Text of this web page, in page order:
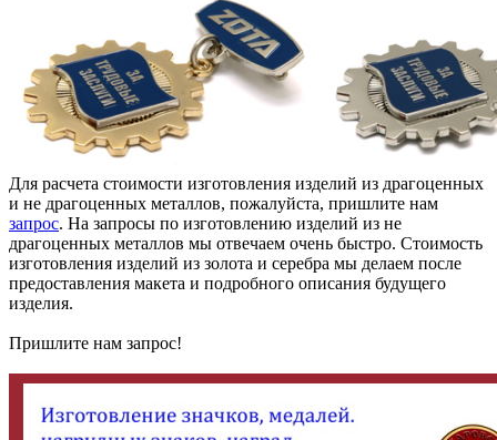
Для расчета стоимости изготовления изделий из драгоценных
и не драгоценных металлов, пожалуйста, пришлите нам
запрос. На запросы по изготовлению изделий из не
драгоценных металлов мы отвечаем очень быстро. Стоимость
изготовления изделий из золота и серебра мы делаем после
предоставления макета и подробного описания будущего
изделия.
Пришлите нам запрос!